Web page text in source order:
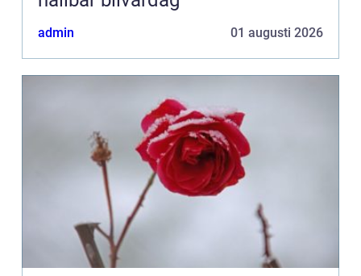
admin 01 augusti 2026